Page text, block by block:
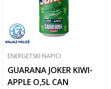
ENERGETSKI NAPICI
GUARANA JOKER KIWI-
APPLE O,5L CAN